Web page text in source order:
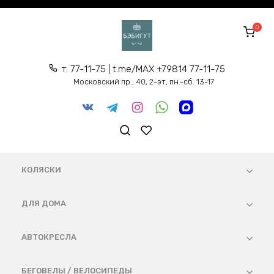
Перейти
т. 77-11-75 | t.me/MAX +79814 77-11-75
Московский пр., 40, 2-эт, пн.-сб. 13-17
0
КОЛЯСКИ
ДЛЯ ДОМА
АВТОКРЕСЛА
БЕГОВЕЛЫ / ВЕЛОСИПЕДЫ